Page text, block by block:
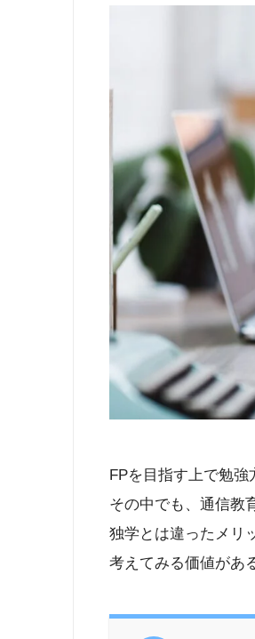
FPを目指す上で勉
その中でも、通信教
独学とは違ったメリ
考えてみる価値があ